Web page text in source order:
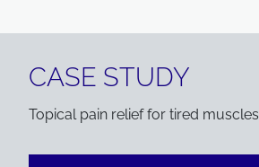
CASE STUDY
Topical pain relief for tired muscles